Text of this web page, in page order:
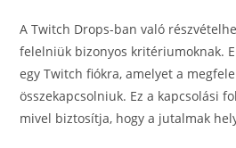
A Twitch Drops-ban való
felelniük bizonyos kritériumoknak.
egy Twitch fiókra, amelyet a
összekapcsolniuk. Ez a kapcsolási
mivel biztosítja, hogy a jutalmak